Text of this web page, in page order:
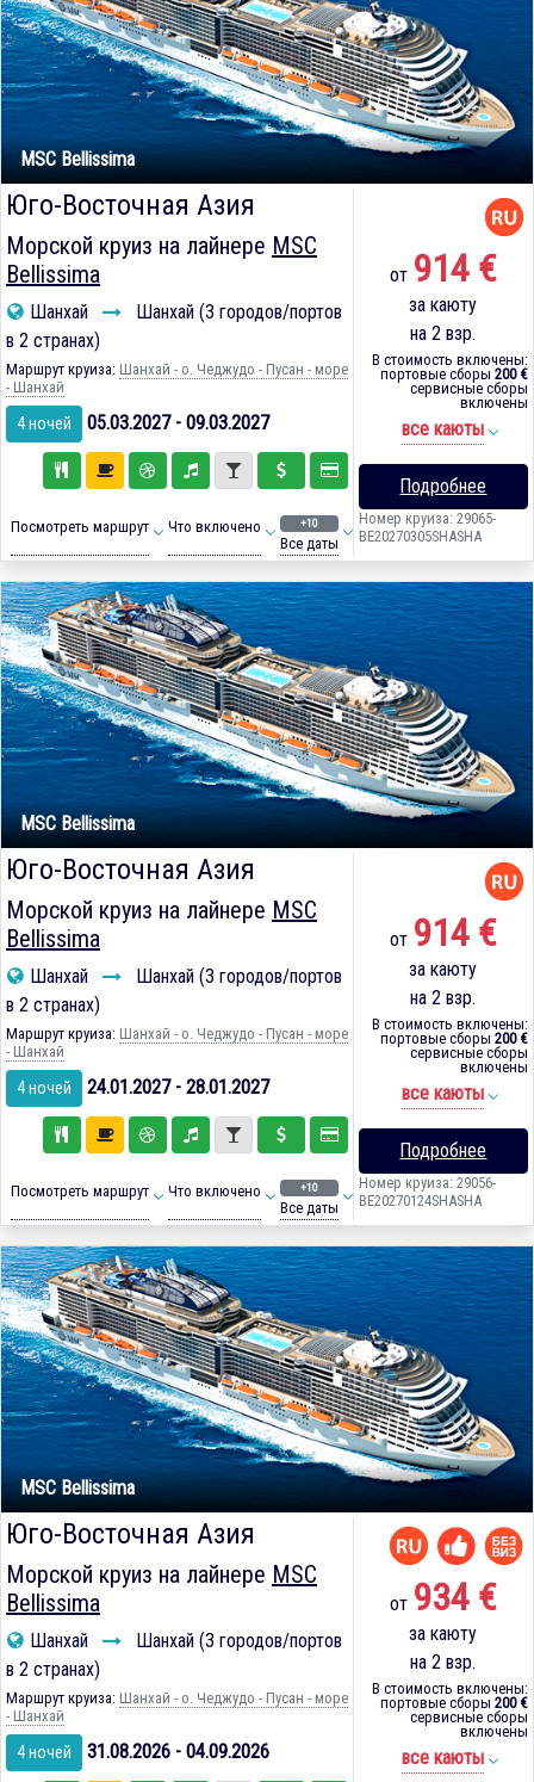
MSC Bellissima
Юго-Восточная Азия
Морской круиз на лайнере MSC
Bellissima
Шанхай
Шанхай (3 городов/портов
в 2 странах)
Маршрут круиза: Шанхай - о. Чеджудо - Пусан - море
- Шанхай
4 ночей 05.03.2027 - 09.03.2027
Посмотреть маршрут Что включено +10
Все даты
от 914 €
за каюту
на 2 взр.
В стоимость включены:
портовые сборы 200 €
сервисные сборы
включены
все каюты
Подробнее
Номер круиза: 29065-
BE20270305SHASHA
MSC Bellissima
Юго-Восточная Азия
Морской круиз на лайнере MSC
Bellissima
Шанхай
Шанхай (3 городов/портов
в 2 странах)
Маршрут круиза: Шанхай - о. Чеджудо - Пусан - море
- Шанхай
4 ночей 24.01.2027 - 28.01.2027
Посмотреть маршрут Что включено +10
Все даты
от 914 €
за каюту
на 2 взр.
В стоимость включены:
портовые сборы 200 €
сервисные сборы
включены
все каюты
Подробнее
Номер круиза: 29056-
BE20270124SHASHA
MSC Bellissima
Юго-Восточная Азия
Морской круиз на лайнере MSC
Bellissima
Шанхай
Шанхай (3 городов/портов
в 2 странах)
Маршрут круиза: Шанхай - о. Чеджудо - Пусан - море
- Шанхай
4 ночей 31.08.2026 - 04.09.2026
от 934 €
за каюту
на 2 взр.
В стоимость включены:
портовые сборы 200 €
сервисные сборы
включены
все каюты